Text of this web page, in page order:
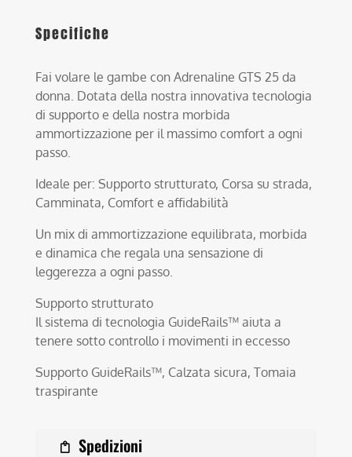
Specifiche
Fai volare le gambe con Adrenaline GTS 25 da
donna. Dotata della nostra innovativa tecnologia
di supporto e della nostra morbida
ammortizzazione per il massimo comfort a ogni
passo.
Ideale per: Supporto strutturato, Corsa su strada,
Camminata, Comfort e affidabilità
Un mix di ammortizzazione equilibrata, morbida
e dinamica che regala una sensazione di
leggerezza a ogni passo.
Supporto strutturato
Il sistema di tecnologia GuideRails™ aiuta a
tenere sotto controllo i movimenti in eccesso
Supporto GuideRails™, Calzata sicura, Tomaia
traspirante
Spedizioni